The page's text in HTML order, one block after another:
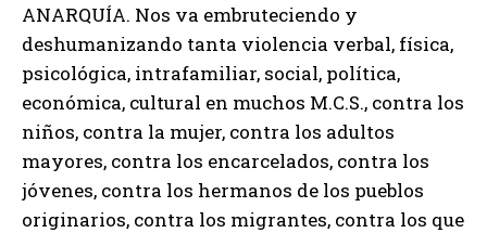
ANARQUÍA. Nos va embruteciendo y
deshumanizando tanta violencia verbal, física,
psicológica, intrafamiliar, social, política,
económica, cultural en muchos M.C.S., contra los
niños, contra la mujer, contra los adultos
mayores, contra los encarcelados, contra los
jóvenes, contra los hermanos de los pueblos
originarios, contra los migrantes, contra los que